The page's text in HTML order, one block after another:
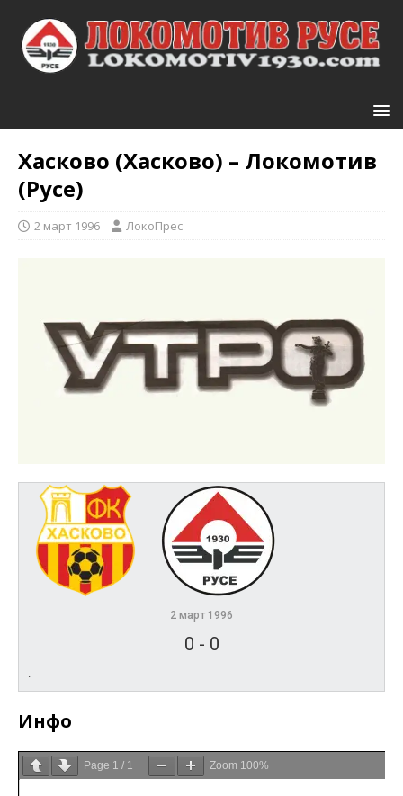
Хасково (Хасково) – Локомотив
(Русе)
2 март 1996 ЛокоПрес
2 март 1996
0 - 0
.
Инфо
Page 1 / 1 Zoom 100%